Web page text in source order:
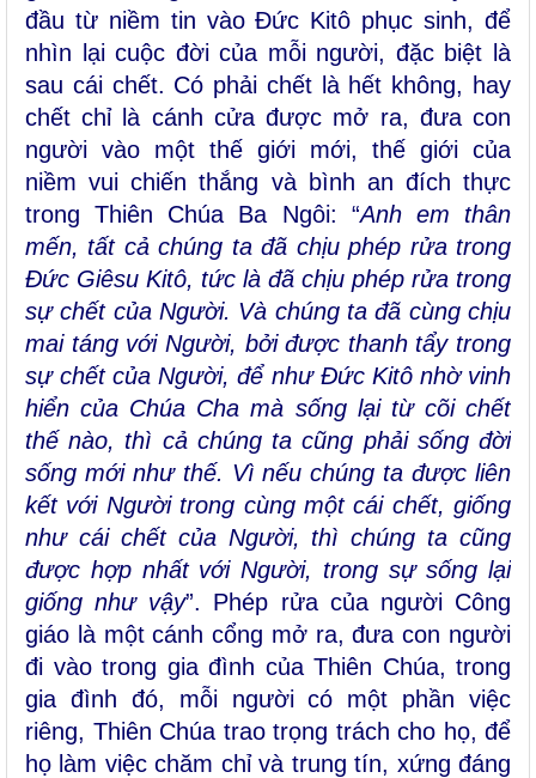
đầu từ niềm tin vào Đức Kitô phục sinh, để
nhìn lại cuộc đời của mỗi người, đặc biệt là
sau cái chết. Có phải chết là hết không, hay
chết chỉ là cánh cửa được mở ra, đưa con
người vào một thế giới mới, thế giới của
niềm vui chiến thắng và bình an đích thực
trong Thiên Chúa Ba Ngôi: “Anh em thân
mến, tất cả chúng ta đã chịu phép rửa trong
Ðức Giêsu Kitô, tức là đã chịu phép rửa trong
sự chết của Người. Và chúng ta đã cùng chịu
mai táng với Người, bởi được thanh tẩy trong
sự chết của Người, để như Ðức Kitô nhờ vinh
hiển của Chúa Cha mà sống lại từ cõi chết
thế nào, thì cả chúng ta cũng phải sống đời
sống mới như thế. Vì nếu chúng ta được liên
kết với Người trong cùng một cái chết, giống
như cái chết của Người, thì chúng ta cũng
được hợp nhất với Người, trong sự sống lại
giống như vậy”. Phép rửa của người Công
giáo là một cánh cổng mở ra, đưa con người
đi vào trong gia đình của Thiên Chúa, trong
gia đình đó, mỗi người có một phần việc
riêng, Thiên Chúa trao trọng trách cho họ, để
họ làm việc chăm chỉ và trung tín, xứng đáng